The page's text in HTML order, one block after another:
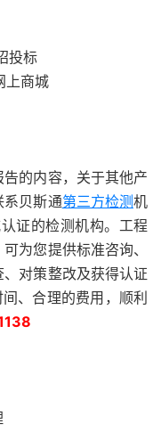
投标
商城
的内容，关于其他产
系贝斯通第三方检测机
证的检测机构。工程
为您提供标准咨询、
对策整改及获得认证
、合理的费用，顺利